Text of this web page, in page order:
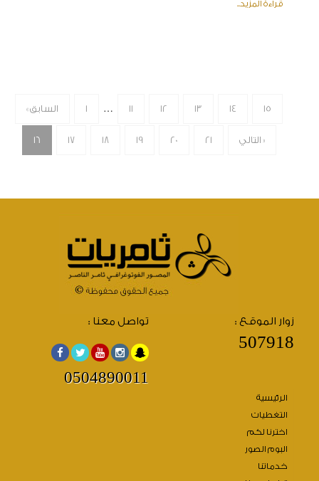
قراءة المزيد..
« السابق 1 … 11 12 13 14 15
16 17 18 19 20 21 التالي »
تواصل معنا :
0504890011
زوار الموقع :
507918
الرئيسية
التغطيات
اخترنا لكم
البوم الصور
خدماتنا